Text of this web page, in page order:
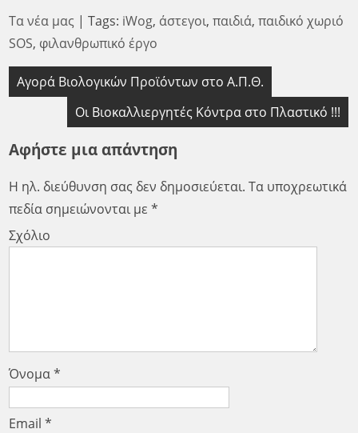
Τα νέα μας | Tags: iWog, άστεγοι,παιδιά,παιδικό χωριό
SOS, φιλανθρωπικό έργο
Πλοήγηση
άρθρων
Αγορά Βιολογικών Προϊόντων στο Α.Π.Θ.
Οι Βιοκαλλιεργητές Κόντρα στο Πλαστικό !!!
Αφήστε μια απάντηση
Η ηλ. διεύθυνση σας δεν δημοσιεύεται. Τα υποχρεωτικά
πεδία σημειώνονται με*
Σχόλιο
Όνομα*
Email*